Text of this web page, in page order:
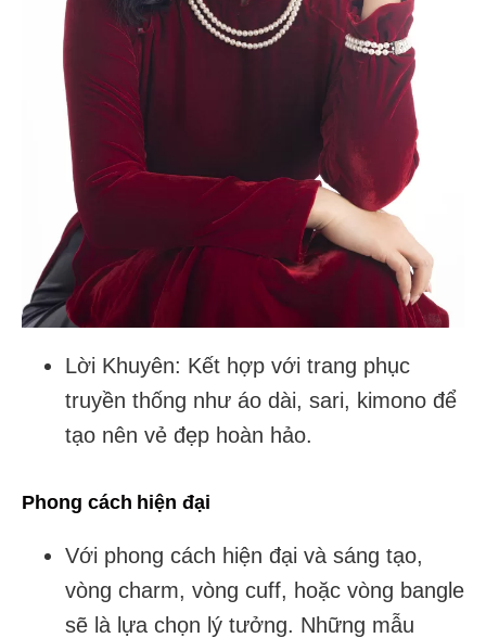
Lời Khuyên: Kết hợp với trang phục
truyền thống như áo dài, sari, kimono để
tạo nên vẻ đẹp hoàn hảo.
Phong cách hiện đại
Với phong cách hiện đại và sáng tạo,
vòng charm, vòng cuff, hoặc vòng bangle
sẽ là lựa chọn lý tưởng. Những mẫu